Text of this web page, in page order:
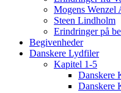
Mogens Wenzel
Steen Lindholm
Erindringer på
Begivenheder
Danskere Lydfiler
Kapitel 1-5
Danskere
Danskere